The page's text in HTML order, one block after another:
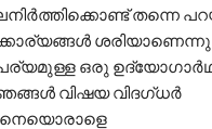
തന്നെ
ശരിയാണെന്നു
ഒരു
ഞങ്ങള്‍ വിഷയ വിദഗ്ധര്‍